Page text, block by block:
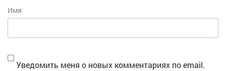
Имя
Уведомить меня о новых комментариях по email.